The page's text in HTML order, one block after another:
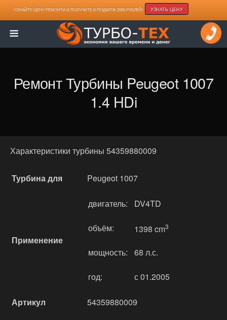
УЗНАЙТЕ ЦЕНУ РЕМОНТА И ПОЛУЧИТЕ В ПОДАРОК 2000 РУБЛЕЙ! УЗНАТЬ ЦЕНУ
Ремонт Турбины Peugeot 1007
1.4 HDi
Характеристики турбины 54359880009
Турбина для Peugeot 1007
Применение
двигатель: DV4TD
объём: 1398 cm3
мощность: 68 л.с.
год: с 01.2005
Артикул 54359880009